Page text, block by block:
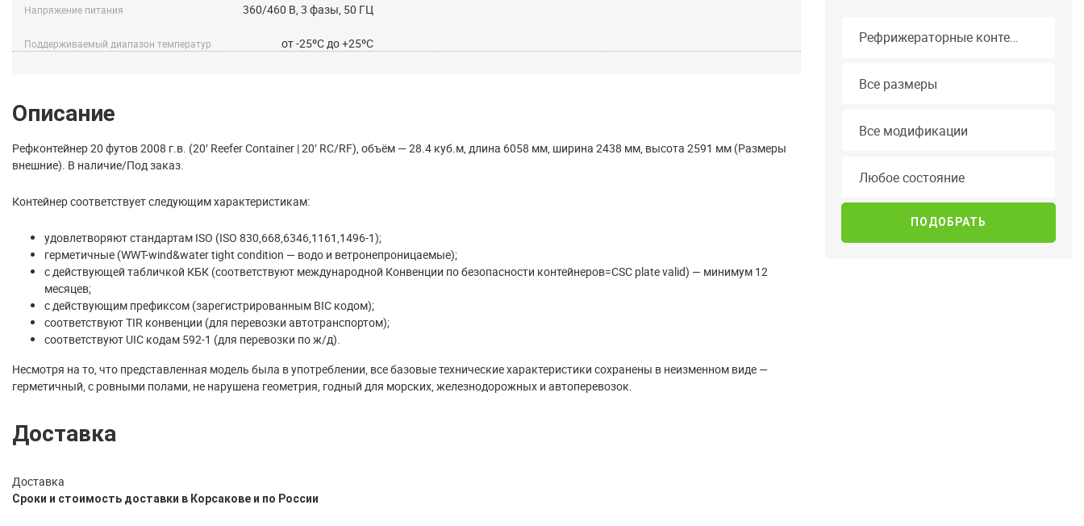
Напряжение питания 360/460 B, 3 фазы, 50 ГЦ
Поддерживаемый диапазон температур от -25ºС до +25ºС
Описание
Рефконтейнер 20 футов 2008 г.в. (20′ Reefer Container | 20′ RC/RF), объём — 28.4 куб.м, длина 6058 мм, ширина 2438 мм, высота 2591 мм (Размеры
внешние). В наличие/Под заказ.
Контейнер соответствует следующим характеристикам:
удовлетворяют стандартам ISO (ISO 830,668,6346,1161,1496-1);
герметичные (WWT-wind&water tight condition — водо и ветронепроницаемые);
с действующей табличкой КБК (соответствуют международной Конвенции по безопасности контейнеров=CSC plate valid) — минимум 12
месяцев;
с действующим префиксом (зарегистрированным BIC кодом);
соответствуют TIR конвенции (для перевозки автотранспортом);
соответствуют UIC кодам 592-1 (для перевозки по ж/д).
Несмотря на то, что представленная модель была в употреблении, все базовые технические характеристики сохранены в неизменном виде —
герметичный, с ровными полами, не нарушена геометрия, годный для морских, железнодорожных и автоперевозок.
Доставка
Доставка
Сроки и стоимость доставки в Корсакове и по России
Все размеры
Все модификации
Любое состояние